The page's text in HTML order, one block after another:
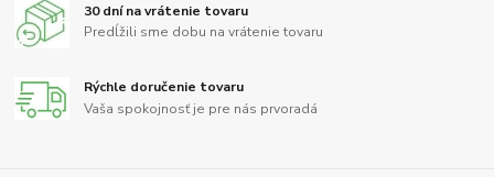
30 dní na vrátenie tovaru
Predĺžili sme dobu na vrátenie tovaru
Rýchle doručenie tovaru
Vaša spokojnosť je pre nás prvoradá